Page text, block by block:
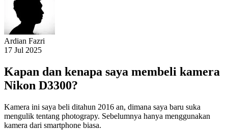
Ardian Fazri
17 Jul 2025
Kapan dan kenapa saya membeli kamera
Nikon D3300?
Kamera ini saya beli ditahun 2016 an, dimana saya baru suka
mengulik tentang photograpy. Sebelumnya hanya menggunakan
kamera dari smartphone biasa.